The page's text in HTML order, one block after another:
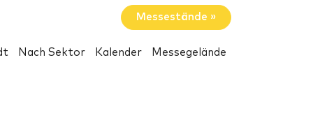
Messestände »
Nach Sektor Kalender Messegelände